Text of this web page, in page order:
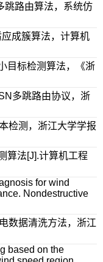
跳路由算法，系统仿
成簇算法，计算机
目标检测算法，《浙
多跳路由协议，浙
检测，浙江大学学报
算法[J].计算机工程
for wind
Nondestructive
数据清洗方法，浙江
based on the